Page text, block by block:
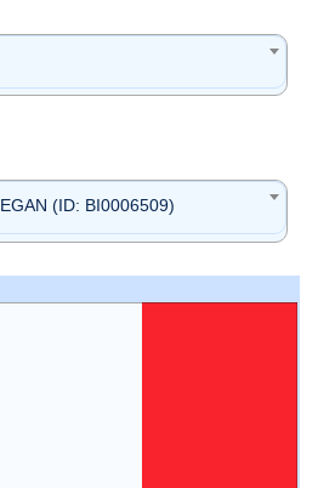
(ID: BI0006509)